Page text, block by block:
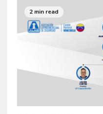
2 min read